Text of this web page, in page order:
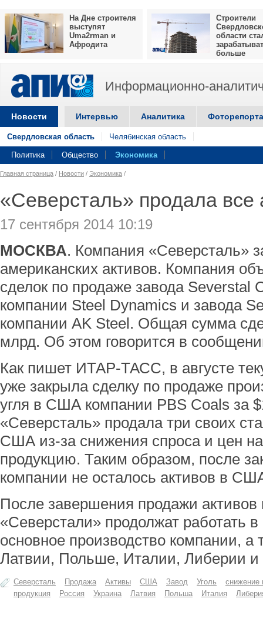
На Дне строителя
выступят
Uma2rman и
Афродита
Строители
области
больше
Информационно-
Новости Интервью Аналитика
Свердловская область Челябинская область
Политика Общество Экономика
Главная страница / Новости / Экономика /
«Северсталь» продала
17 сентября 2014 10:19
МОСКВА. Компания «Северсталь»
американских активов. Компания
сделок по продаже завода Severstal
компании Steel Dynamics и завода
компании AK Steel. Общая сумма
млрд. Об этом говорится в
Как пишет ИТАР-ТАСС, в августе
уже закрыла сделку по продаже
угля в США компании PBS Coals за
«Северсталь» продала три своих
США из-за снижения спроса и цен
продукцию. Таким образом, после
компании не осталось активов в
После завершения продажи
«Северстали» продолжат работать
основное производство компании, а
Латвии, Польше, Италии, Либерии и
Северсталь Продажа Активы США Завод Уголь
снижение
продукция
Россия Украина Латвия Польша Италия